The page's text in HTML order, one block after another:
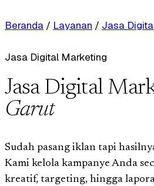
Beranda / Layanan / Jasa
Jasa Digital Marketing
Jasa Digital
Garut
Sudah pasang iklan tapi
Kami kelola kampanye Anda
kreatif, targeting, hingga